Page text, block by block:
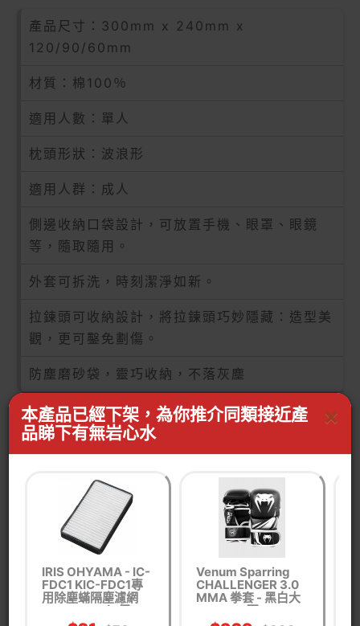
產品尺寸：300mm x 240mm x
120/90/60mm
材質：棉100％
適用人數：單人
枕頭形狀：波浪形
適用人群：成人
側邊收納口袋設計，可放置手機、眼罩、眼鏡
等，隨取隨用。
外套可拆洗，時刻潔淨如新。
拉鍊頭可收納設計，將拉鍊頭巧妙隱藏：造型美
觀，更可鑿免劃傷。
防塵磨砂袋，靈巧收納，不落灰塵
品牌：Bacbao
重量(Kg)：0.8
單位：Pcs
×
本產品已經下架，為你推介同類接近產
品睇下有無岩心水
IRIS OHYAMA - IC-
FDC1 KIC-FDC1專
用除塵蟎隔塵濾網
CF-FH1(4個)
Venum Sparring
CHALLENGER 3.0
MMA 拳套 - 黑白大
碼